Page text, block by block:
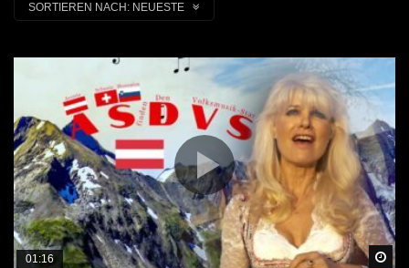
SORTIEREN NACH: NEUESTE
01:16